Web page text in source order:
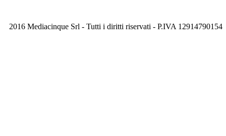
2016 Mediacinque Srl - Tutti i diritti riservati - P.IVA 12914790154